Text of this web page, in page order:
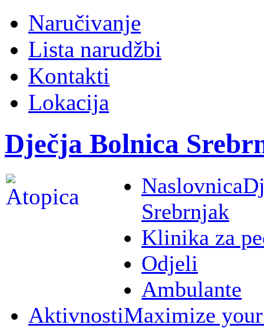
Naručivanje
Lista narudžbi
Kontakti
Lokacija
Dječja Bolnica
Naslovnica
Srebrnjak
Klinika za
Odjeli
Ambulante
AktivnostiMaximize